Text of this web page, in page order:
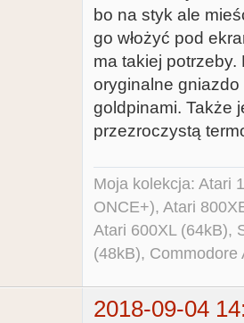
stDate - 100
      dsDate[1] = (stDate[5] < 0xA0) ? stDate[4] :
stDate[4] +
CENTURY bit
      dsDate[2] = stDate[3]; // DD
      dsDate[3] = 0x01; // Day of Week : don't care,
      dsDate[4] = stDate[2]; // hh
      dsDate[5] = stDate[1]; // mm
      dsDate[6] = stDate[0]; // ss
      Wire.beginTransmission(DS3231_ADDRESS);
      Wire.write(DS3231_REG_TIME);
      for (byte i = 6; i < 255; i--)
      {
bo na styk ale
go włożyć pod
ma takiej potrzeby.
oryginalne gniazdo
goldpinami. Także
przezroczystą
Moja kolekcja: Atari
ONCE+), Atari
Atari 600XL (64kB),
(48kB),
2018-09-04